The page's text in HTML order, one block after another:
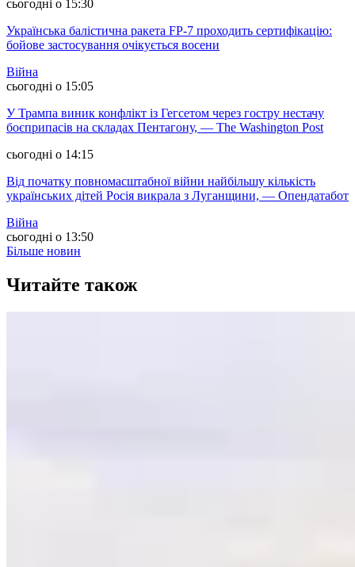
сьогодні о 15:30
Українська балістична ракета FP-7 проходить сертифікацію:
бойове застосування очікується восени
Війна
сьогодні о 15:05
У Трампа виник конфлікт із Гегсетом через гостру нестачу
боєприпасів на складах Пентагону, — The Washington Post
сьогодні о 14:15
Від початку повномасштабної війни найбільшу кількість
українських дітей Росія викрала з Луганщини, — Опендатабот
Війна
сьогодні о 13:50
Більше новин
Читайте також